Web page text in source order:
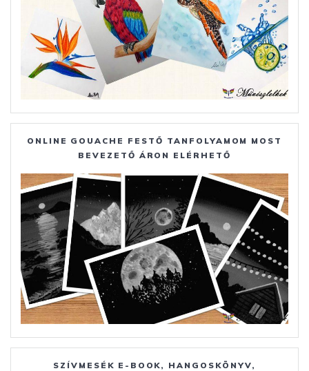
ONLINE GOUACHE FESTŐ TANFOLYAMOM MOST
BEVEZETŐ ÁRON ELÉRHETŐ
SZÍVMESÉK E-BOOK, HANGOSKÖNYV,